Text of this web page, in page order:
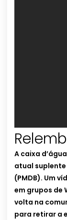
A caixa
atual
(PMDB). Um
em grupos de
volta na
para retirar a